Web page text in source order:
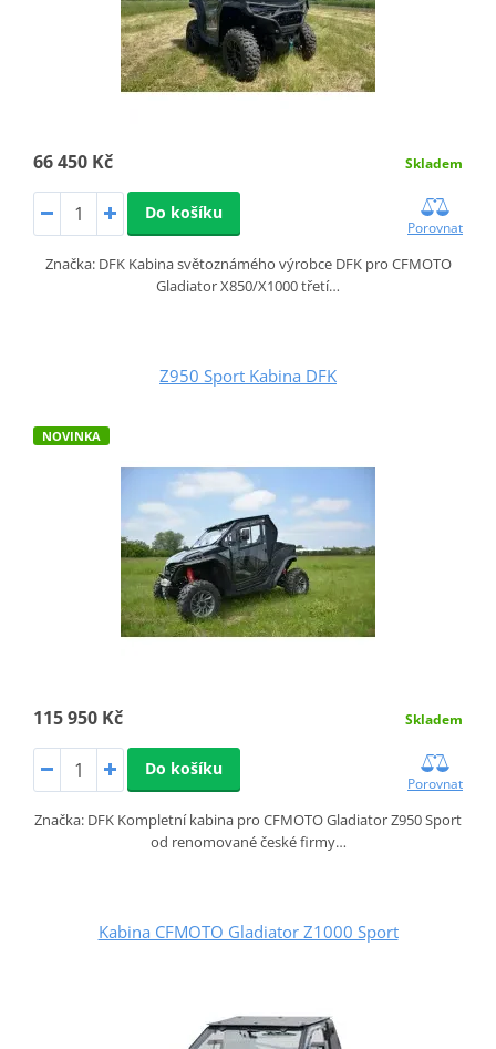
66 450 Kč Skladem
Do košíku
Porovnat
Značka: DFK Kabina světoznámého výrobce DFK pro CFMOTO
Gladiator X850/X1000 třetí…
Z950 Sport Kabina DFK
NOVINKA
115 950 Kč Skladem
Do košíku
Porovnat
Značka: DFK Kompletní kabina pro CFMOTO Gladiator Z950 Sport
od renomované české firmy…
Kabina CFMOTO Gladiator Z1000 Sport